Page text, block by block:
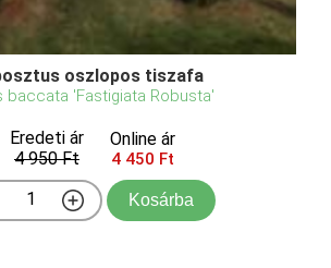
oszlopos tiszafa
baccata 'Fastigiata Robusta'
Eredeti ár
4 950 Ft
Online ár
4 450 Ft
Kosárba